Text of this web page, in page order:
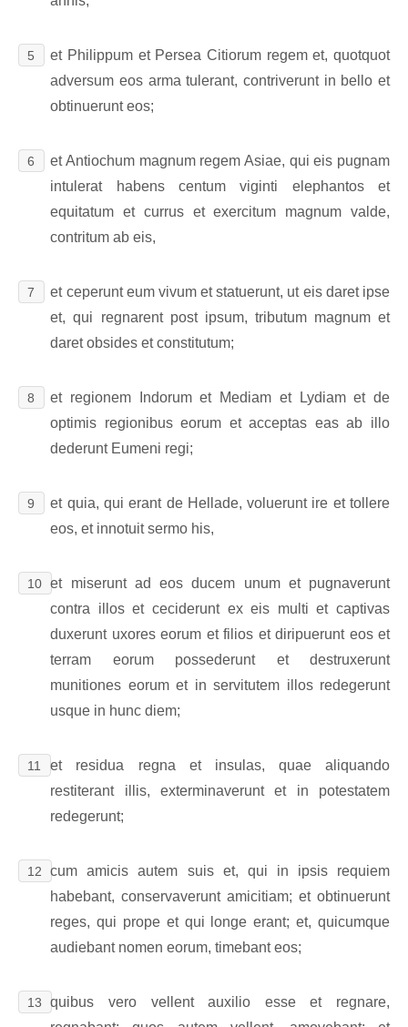
5
et Philippum et Persea Citiorum regem et, quotquot
adversum eos arma tulerant, contriverunt in bello et
obtinuerunt eos;
6
et Antiochum magnum regem Asiae, qui eis pugnam
intulerat habens centum viginti elephantos et
equitatum et currus et exercitum magnum valde,
contritum ab eis,
7
et ceperunt eum vivum et statuerunt, ut eis daret ipse
et, qui regnarent post ipsum, tributum magnum et
daret obsides et constitutum;
8
et regionem Indorum et Mediam et Lydiam et de
optimis regionibus eorum et acceptas eas ab illo
dederunt Eumeni regi;
9
et quia, qui erant de Hellade, voluerunt ire et tollere
eos, et innotuit sermo his,
10 et miserunt ad eos ducem unum et pugnaverunt
contra illos et ceciderunt ex eis multi et captivas
duxerunt uxores eorum et filios et diripuerunt eos et
terram eorum possederunt et destruxerunt
munitiones eorum et in servitutem illos redegerunt
usque in hunc diem;
11
et residua regna et insulas, quae aliquando
restiterant illis, exterminaverunt et in potestatem
redegerunt;
12
cum amicis autem suis et, qui in ipsis requiem
habebant, conservaverunt amicitiam; et obtinuerunt
reges, qui prope et qui longe erant; et, quicumque
audiebant nomen eorum, timebant eos;
13
quibus vero vellent auxilio esse et regnare,